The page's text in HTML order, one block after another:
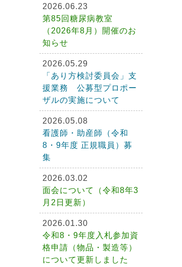
2026.06.23
第85回糖尿病教室
（2026年8月）開催のお
知らせ
2026.05.29
「あり方検討委員会」支
援業務 公募型プロポー
ザルの実施について
2026.05.08
看護師・助産師（令和
8・9年度 正規職員）募
集
2026.03.02
面会について（令和8年3
月2日更新）
2026.01.30
令和8・9年度入札参加資
格申請（物品・製造等）
について更新しました